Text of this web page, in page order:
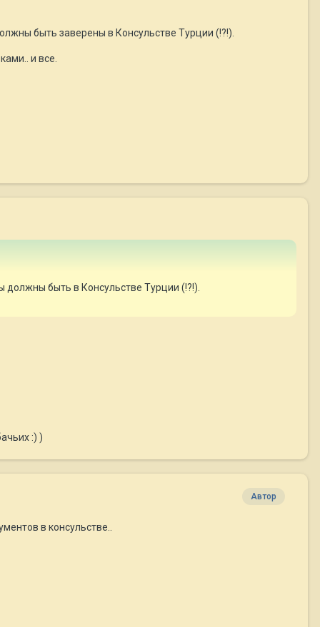
быть заверены в Консульстве Турции (!?!).
и все.
быть в Консульстве Турции (!?!).
:) )
Автор
в консульстве..